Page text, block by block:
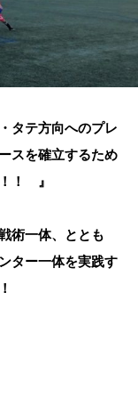
タテ方向へのプレ
スを確立するため
！ 』
術一体、ととも
ター一体を実践す